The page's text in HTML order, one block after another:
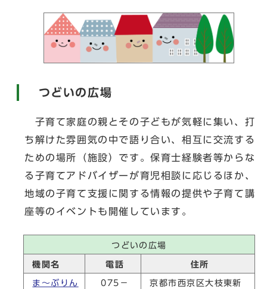
つどいの広場
子育て家庭の親とその子どもが気軽に集い、打
ち解けた雰囲気の中で語り合い、相互に交流する
ための場所（施設）です。保育士経験者等からな
る子育てアドバイザーが育児相談に応じるほか、
地域の子育て支援に関する情報の提供や子育て講
座等のイベントも開催しています。
つどいの広場
機関名 電話 住所
ま～ぶりん
075－
京都市西京区大枝東新